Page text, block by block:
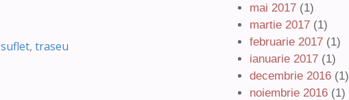
suflet, traseu
mai 2017 (1)
martie 2017 (1)
februarie 2017 (1)
ianuarie 2017 (1)
decembrie 2016 (1)
noiembrie 2016 (1)